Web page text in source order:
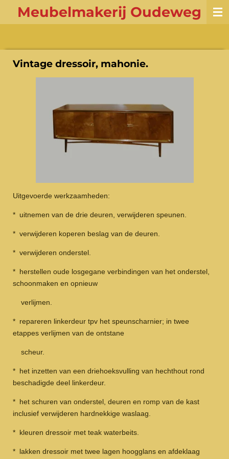
Meubelmakerij Oudeweg
Vintage dressoir, mahonie.
Uitgevoerde werkzaamheden:
* uitnemen van de drie deuren, verwijderen speunen.
* verwijderen koperen beslag van de deuren.
* verwijderen onderstel.
* herstellen oude losgegane verbindingen van het onderstel,
schoonmaken en opnieuw
verlijmen.
* repareren linkerdeur tpv het speunscharnier; in twee
etappes verlijmen van de ontstane
scheur.
* het inzetten van een driehoeksvulling van hechthout rond
beschadigde deel linkerdeur.
* het schuren van onderstel, deuren en romp van de kast
inclusief verwijderen hardnekkige waslaag.
* kleuren dressoir met teak waterbeits.
* lakken dressoir met twee lagen hoogglans en afdeklaag